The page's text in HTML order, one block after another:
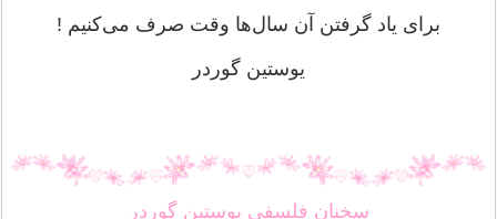
برای یاد گرفتن آن سال‌ها وقت صرف می‌كنیم !
یوستین گوردر
سخنان فلسفی یوستین گوردر